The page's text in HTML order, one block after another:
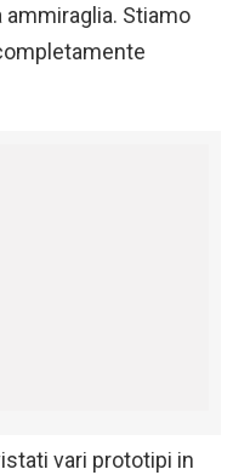
ammiraglia. Stiamo
vari prototipi in